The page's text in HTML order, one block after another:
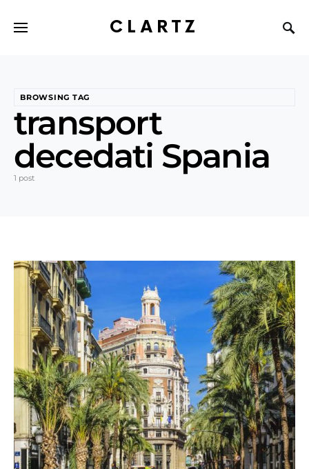
CLARTZ
BROWSING TAG
transport
decedati Spania
1 post